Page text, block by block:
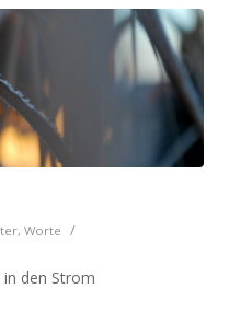
, Worte /
den Strom